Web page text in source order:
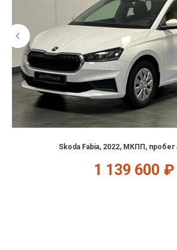
Skoda Fabia, 2022, МКПП, пробег
1 139 600 ₽